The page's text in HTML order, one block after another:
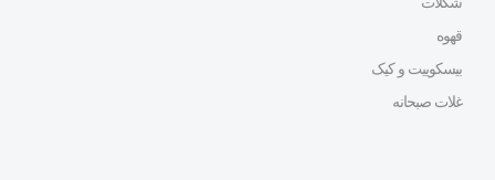
قهوه
بیسکوییت و کیک
غلات صبحانه